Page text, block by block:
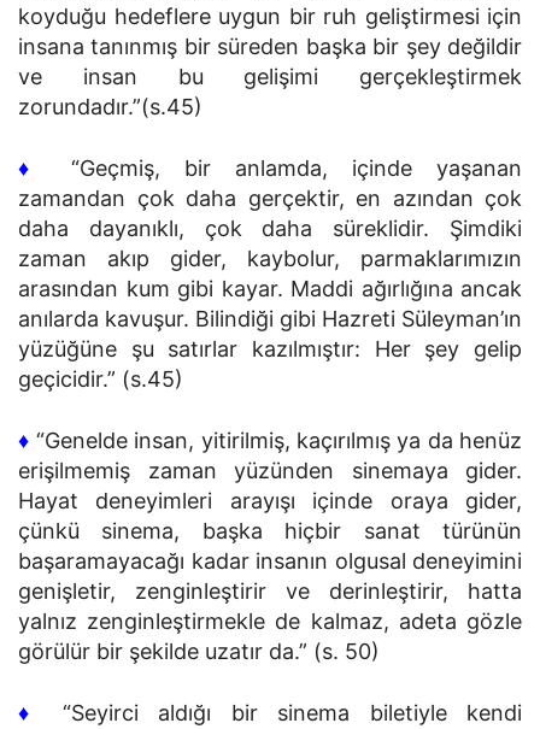
koyduğu hedeflere uygun bir ruh geliştirmesi için
insana tanınmış bir süreden başka bir şey değildir
ve insan bu gelişimi gerçekleştirmek
zorundadır.”(s.45)
♦
“Geçmiş, bir anlamda, içinde yaşanan
zamandan çok daha gerçektir, en azından çok
daha dayanıklı, çok daha süreklidir. Şimdiki
zaman akıp gider, kaybolur, parmaklarımızın
arasından kum gibi kayar. Maddi ağırlığına ancak
anılarda kavuşur. Bilindiği gibi Hazreti Süleyman’ın
yüzüğüne şu satırlar kazılmıştır: Her şey gelip
geçicidir.” (s.45)
♦ “Genelde insan, yitirilmiş, kaçırılmış ya da henüz
erişilmemiş zaman yüzünden sinemaya gider.
Hayat deneyimleri arayışı içinde oraya gider,
çünkü sinema, başka hiçbir sanat türünün
başaramayacağı kadar insanın olgusal deneyimini
genişletir, zenginleştirir ve derinleştirir, hatta
yalnız zenginleştirmekle de kalmaz, adeta gözle
görülür bir şekilde uzatır da.” (s. 50)
♦
“Seyirci aldığı bir sinema biletiyle kendi